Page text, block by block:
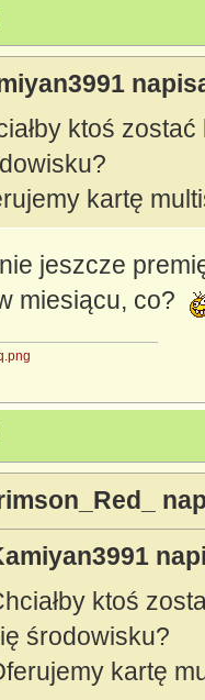
ktoś
kartę
jeszcze
miesiącu, co?
ktoś
środowisku?
kartę